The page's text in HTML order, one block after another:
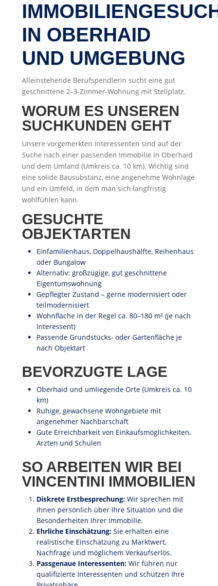
IN OBERHAID
UND UMGEBUNG
Alleinstehende Berufspendlerin sucht eine gut
geschnittene 2–3-Zimmer-Wohnung mit Stellplatz.
WORUM ES UNSEREN
SUCHKUNDEN GEHT
Unsere vorgemerkten Interessenten sind auf der
Suche nach einer passenden Immobilie in Oberhaid
und dem Umland (Umkreis ca. 10 km). Wichtig sind
eine solide Bausubstanz, eine angenehme Wohnlage
und ein Umfeld, in dem man sich langfristig
wohlfühlen kann.
GESUCHTE
OBJEKTARTEN
Einfamilienhaus, Doppelhaushälfte, Reihenhaus
oder Bungalow
Alternativ: großzügige, gut geschnittene
Eigentumswohnung
Gepflegter Zustand – gerne modernisiert oder
teilmodernisiert
Wohnfläche in der Regel ca. 80–180 m² (je nach
Interessent)
Passende Grundstücks- oder Gartenfläche je
nach Objektart
BEVORZUGTE LAGE
Oberhaid und umliegende Orte (Umkreis ca. 10
km)
Ruhige, gewachsene Wohngebiete mit
angenehmer Nachbarschaft
Gute Erreichbarkeit von Einkaufsmöglichkeiten,
Ärzten und Schulen
SO ARBEITEN WIR BEI
VINCENTINI IMMOBILIEN
Diskrete Erstbesprechung:Wir sprechen mit
Ihnen persönlich über Ihre Situation und die
Besonderheiten Ihrer Immobilie.
Ehrliche Einschätzung:Sie erhalten eine
realistische Einschätzung zu Marktwert,
Nachfrage und möglichem Verkaufserlös.
Passgenaue Interessenten:Wir führen nur
qualifizierte Interessenten und schützen Ihre